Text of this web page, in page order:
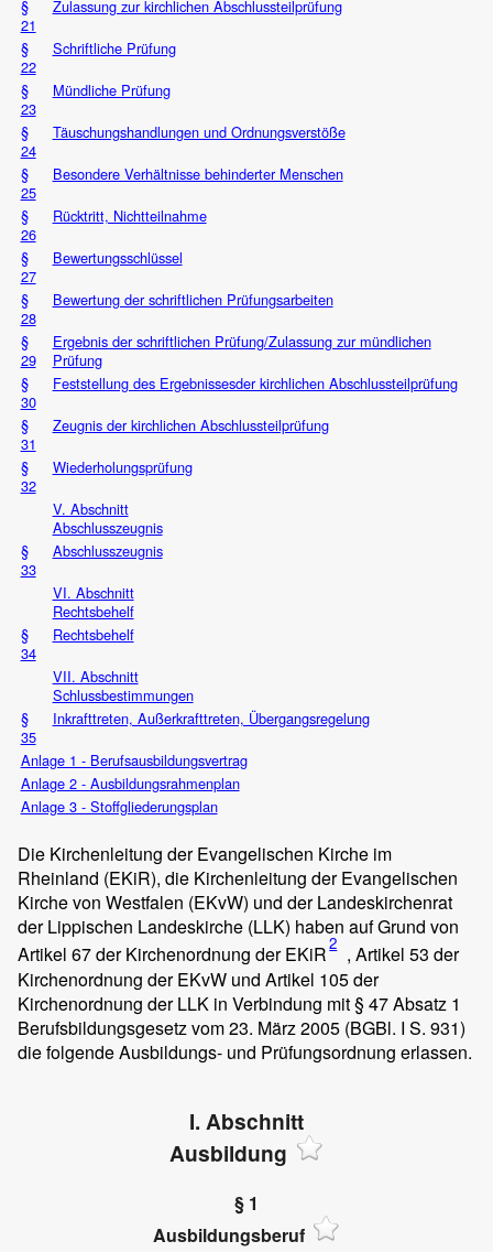
§
21
Zulassung zur kirchlichen Abschlussteilprüfung
§
22
Schriftliche Prüfung
§
23
Mündliche Prüfung
§
24
Täuschungshandlungen und Ordnungsverstöße
§
25
Besondere Verhältnisse behinderter Menschen
§
26
Rücktritt, Nichtteilnahme
§
27
Bewertungsschlüssel
§
28
Bewertung der schriftlichen Prüfungsarbeiten
§
29
Ergebnis der schriftlichen Prüfung/Zulassung zur mündlichen
Prüfung
§
30
Feststellung des Ergebnissesder kirchlichen Abschlussteilprüfung
§
31
Zeugnis der kirchlichen Abschlussteilprüfung
§
32
Wiederholungsprüfung
V. Abschnitt
Abschlusszeugnis
§
33
Abschlusszeugnis
VI. Abschnitt
Rechtsbehelf
§
34
Rechtsbehelf
VII. Abschnitt
Schlussbestimmungen
§
35
Inkrafttreten, Außerkrafttreten, Übergangsregelung
Anlage 1 - Berufsausbildungsvertrag
Anlage 2 - Ausbildungsrahmenplan
Anlage 3 - Stoffgliederungsplan
Die Kirchenleitung der Evangelischen Kirche im
Rheinland (EKiR), die Kirchenleitung der Evangelischen
Kirche von Westfalen (EKvW) und der Landeskirchenrat
der Lippischen Landeskirche (LLK) haben auf Grund von
Artikel 67 der Kirchenordnung der EKiR2 , Artikel 53 der
Kirchenordnung der EKvW und Artikel 105 der
Kirchenordnung der LLK in Verbindung mit § 47 Absatz 1
Berufsbildungsgesetz vom 23. März 2005 (BGBl. I S. 931)
die folgende Ausbildungs- und Prüfungsordnung erlassen.
I. Abschnitt
Ausbildung
§ 1
Ausbildungsberuf